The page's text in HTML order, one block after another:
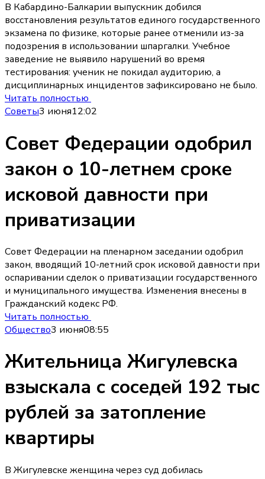
В Кабардино-Балкарии выпускник добился
восстановления результатов единого государственного
экзамена по физике, которые ранее отменили из-за
подозрения в использовании шпаргалки. Учебное
заведение не выявило нарушений во время
тестирования: ученик не покидал аудиторию, а
дисциплинарных инцидентов зафиксировано не было.
Читать полностью
Советы3 июня12:02
Совет Федерации одобрил
закон о 10-летнем сроке
исковой давности при
приватизации
Совет Федерации на пленарном заседании одобрил
закон, вводящий 10-летний срок исковой давности при
оспаривании сделок о приватизации государственного
и муниципального имущества. Изменения внесены в
Гражданский кодекс РФ.
Читать полностью
Общество3 июня08:55
Жительница Жигулевска
взыскала с соседей 192 тыс
рублей за затопление
квартиры
В Жигулевске женщина через суд добилась